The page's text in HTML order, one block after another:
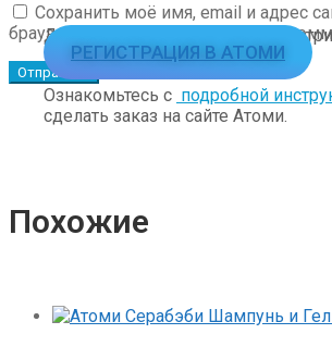
Сохранить моё имя, email и адрес
браузере для последующих моих
Для заказа необходимо
РЕГИСТРАЦИЯ В АТОМИ
Ознакомьтесь с подробной
сделать заказ на сайте Атоми.
Похожие